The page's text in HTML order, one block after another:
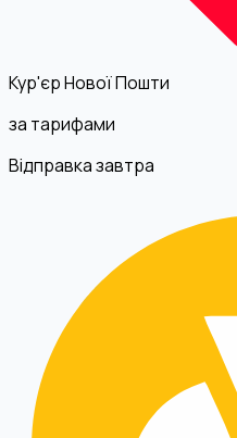
Кур'єр Нової Пошти
за тарифами
Відправка завтра